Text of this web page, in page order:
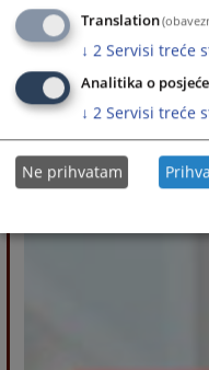
Translation
↓ 2 Servisi treće
Analitika o
↓ 2 Servisi treće
Ne prihvatam